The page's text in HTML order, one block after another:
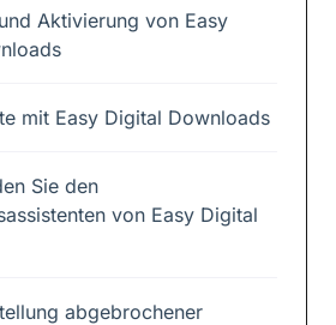
Aktivierung von Easy
mit Easy Digital Downloads
Sie den
von Easy Digital
abgebrochener